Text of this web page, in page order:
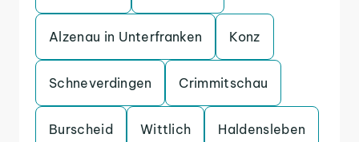
Alzenau in Unterfranken Konz
Schneverdingen Crimmitschau
Burscheid Wittlich Haldensleben